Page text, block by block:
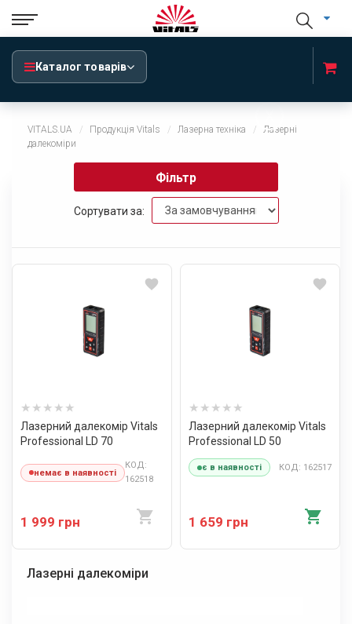
Каталог товарів
VITALS.UA Продукція Vitals Лазерна техніка
Лазерні
далекоміри
x
Фільтр
Сортувати за:
Лазерний далекомір Vitals
Professional LD 70
немає в наявності
КОД:
162518
1 999 грн
Лазерний далекомір Vitals
Professional LD 50
є в наявності КОД: 162517
1 659 грн
Лазерні далекоміри